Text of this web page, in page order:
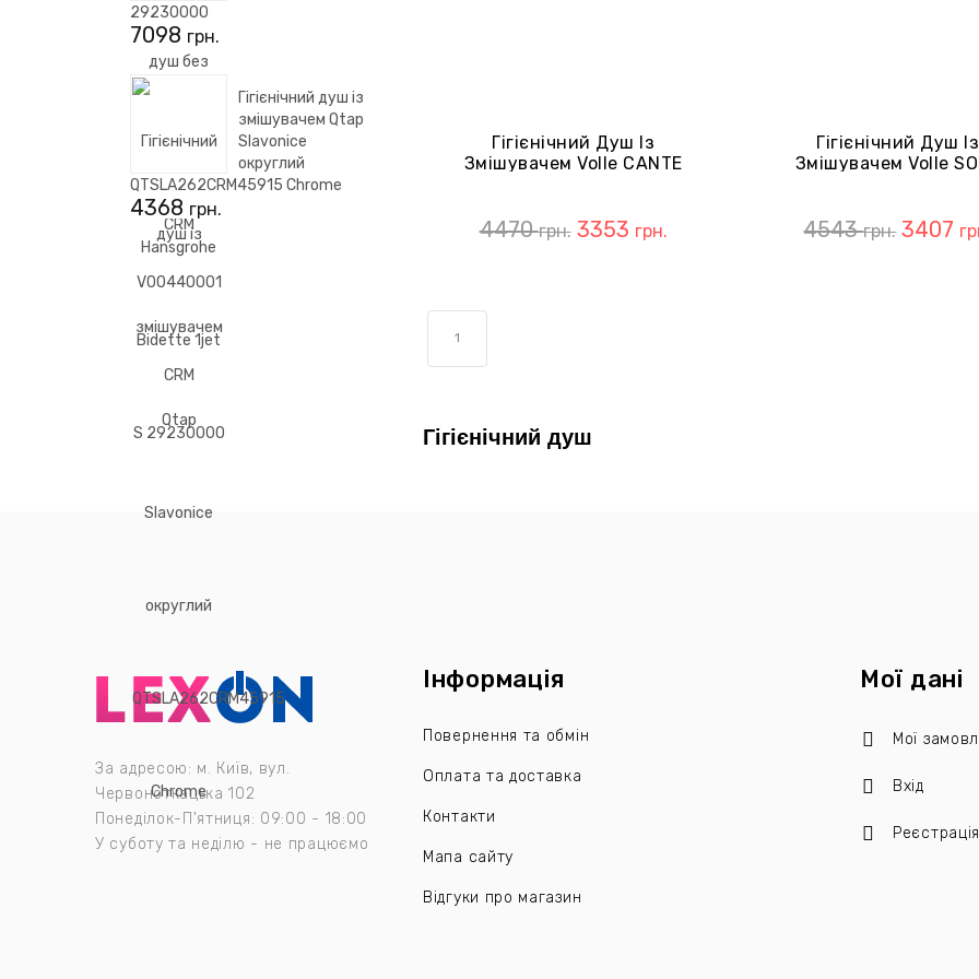
Гігієнічний Душ Із
Змішувачем Volle CANTE
4470грн. 3353 грн.
Гігієнічний Душ Із
Змішувачем Volle
4543грн. 3407
1
Гігієнічний душ
29230000
7098 грн.
Гігієнічний душ із
змішувачем Qtap
Slavonice
округлий
QTSLA262CRM45915 Chrome
4368 грн.
За адресою: м. Київ, вул.
Червоноткацька 102
Понеділок-П'ятниця: 09:00 - 18:00
У суботу та неділю - не працюємо
Інформація
Повернення та обмін
Оплата та доставка
Контакти
Мапа сайту
Відгуки про магазин
Мої дані
Мої
Вхід
Реєстрація